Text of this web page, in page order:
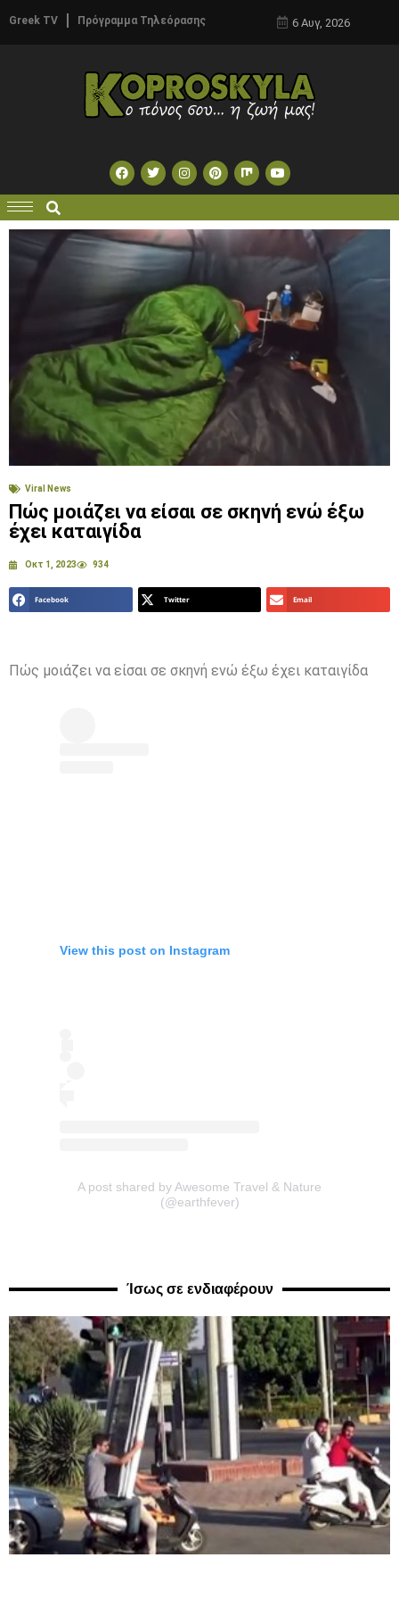
Greek TV Πρόγραμμα Τηλεόρασης 6 Αυγ, 2026
Viral News
Πώς μοιάζει να είσαι σε σκηνή ενώ έξω
έχει καταιγίδα
Οκτ 1, 2023 934
Facebook Twitter Email
Πώς μοιάζει να είσαι σε σκηνή ενώ έξω έχει καταιγίδα
View this post on Instagram
A post shared by Awesome Travel & Nature
(@earthfever)
Ίσως σε ενδιαφέρουν